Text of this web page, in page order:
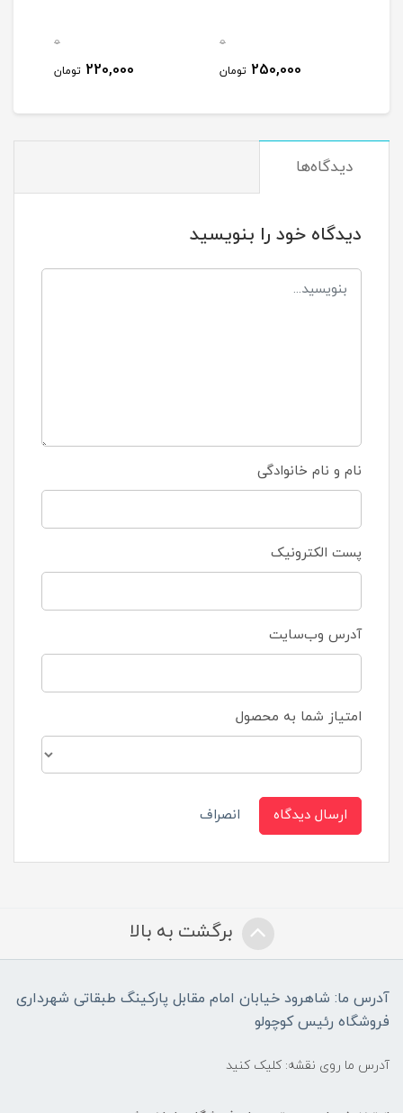
0
250,000 تومان
0
220,000 تومان
دیدگاه‌ها
دیدگاه خود را بنویسید
نام و نام خانوادگی
پست الکترونیک
آدرس وب‌سایت
امتیاز شما به محصول
ارسال دیدگاه انصراف
برگشت به بالا
آدرس ما: شاهرود خیابان امام مقابل پارکینگ طبقاتی شهرداری
فروشگاه رئیس کوچولو
آدرس ما روی نقشه: کلیک کنید